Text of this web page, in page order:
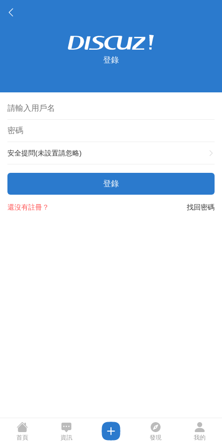
登錄
安全提問(未設置請忽略)
登錄
找回密碼
還沒有註冊？
首頁 資訊 發現 我的